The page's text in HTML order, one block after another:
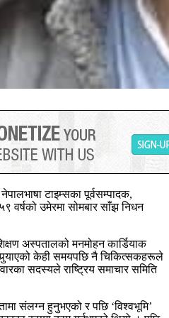
टाइम्सका पूर्वसम्पादक,
वर्षको उमेरमा सोमबार साँझ निधन
अस्पतालको मनमोहन कार्डियाक
केही समयपछि नै चिकित्सकहरूले
सदस्यले राष्ट्रिय समाचार समिति
संलग्न हुनुभएको र पछि ‘विश्वभूमि’